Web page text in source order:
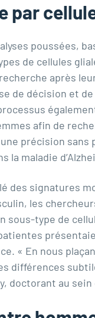
par
poussées,
de cellules
après
de décision et
afin de
une précision
la maladie
des signatures
les
sous-type de
« En nous
différences
, doctorant au sein